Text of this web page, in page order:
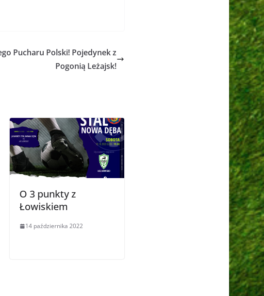
Pucharu Polski! Pojedynek z
Pogonią Leżajsk!
O 3 punkty z
Łowiskiem
14 października 2022